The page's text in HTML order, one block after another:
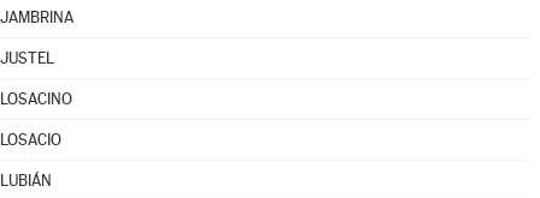
JAMBRINA
JUSTEL
LOSACINO
LOSACIO
LUBIÁN